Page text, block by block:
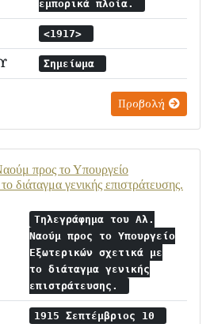
εμπορικά πλοία.
<1917>
Σημείωμα
Προβολή
προς το Υπουργείο
διάταγμα γενικής επιστράτευσης.
Τηλεγράφημα του Αλ.
Ναούμ προς το Υπουργείο
Εξωτερικών σχετικά με
το διάταγμα γενικής
επιστράτευσης.
1915 Σεπτέμβριος 10